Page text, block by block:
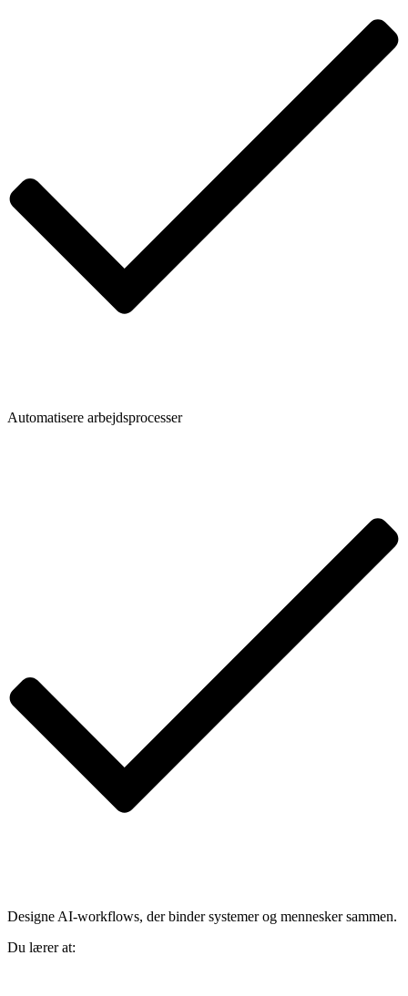
Automatisere arbejdsprocesser
Designe AI-workflows, der binder systemer og mennesker sammen.
Du lærer at: